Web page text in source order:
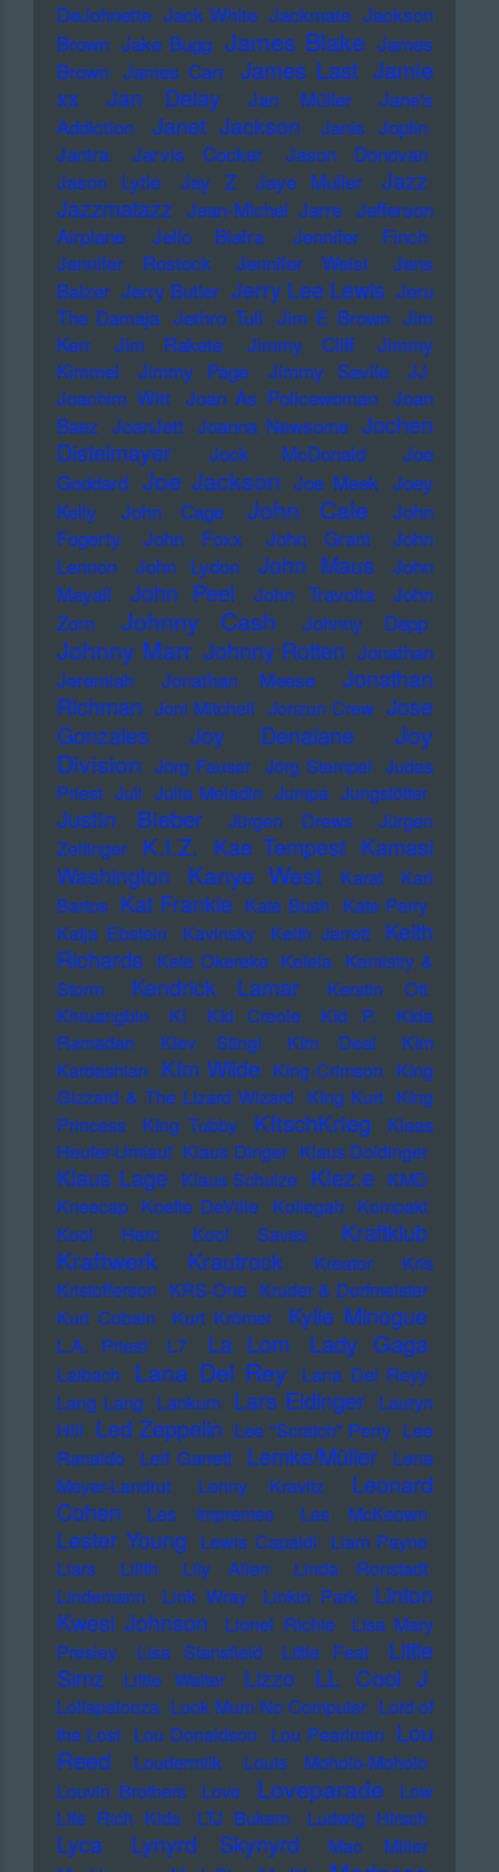
DeJohnette Jack White Jackmate Jackson
Brown Jake Bugg James Blake James
Brown James Carr James Last Jamie
xx
Jan Delay Jan Müller
Jane's
Addiction
Janet Jackson
Janis Joplin
Jantra
Jarvis Cocker
Jason Donovan
Jason Lytle
Jay Z Jaye Muller
Jazz
Jazzmatazz Jean-Michel Jarre Jefferson
Airplane
Jello Biafra
Jennifer Finch
Jennifer Rostock
Jennifer Weist
Jens
Balzer Jerry Butler Jerry Lee Lewis Jeru
The Damaja Jethro Tull Jim E Brown Jim
Kerr
Jim Rakete Jimmy Cliff
Jimmy
Kimmel
Jimmy Page Jimmy Savile
JJ
Joachim Witt Joan As Policewoman Joan
Baez JoanJett Joanna Newsome Jochen
Distelmayer
Jock McDonald
Joe
Goddard Joe Jackson Joe Meek Joey
Kelly
John Cage John Cale
John
Fogerty
John Foxx John Grant
John
Lennon
John Lydon John Maus
John
Mayall
John Peel John Travolta
John
Zorn
Johnny Cash Johnny Depp
Johnny Marr Johnny Rotten Jonathan
Jeremiah
Jonathan Meese
Jonathan
Richman Joni Mitchell Jonzun Crew Jose
Gonzales
Joy Denalane
Joy
Division Jörg Fauser Jörg Stempel Judas
Priest Juli Julia Meladin Jumpa Jungstötter
Justin Bieber Jürgen Drews
Jürgen
Zeltinger
K.I.Z. Kae Tempest Kamasi
Washington
Kanye West Karat
Karl
Bartos Kat Frankie Kate Bush Kate Perry
Katja Ebstein
Kavinsky Keith Jarrett
Keith
Richards Kele Okereke Kelela Kemistry &
Storm
Kendrick Lamar
Kerstin Ott
Khruangbin
KI KId Creole KId P.
KIda
Ramadan
KIev Stingl KIm Deal
KIm
Kardashian KIm Wilde KIng Crimson KIng
Gizzard & The Lizard Wizard KIng Kurt KIng
Princess
KIng Tubby KItschKrieg
Klaas
Heufer-Umlauf Klaus Dinger Klaus Doldinger
Klaus Lage Klaus Schulze Klez.e KMD
Kneecap Koefte DeVille Kollegah Kompakt
Kool Herc
Kool Savas Kraftklub
Kraftwerk Krautrock Kreator
Kris
Kristofferson KRS-One Kruder & Dorfmeister
Kurt Cobain
Kurt Krömer Kylie Minogue
L.A. Priest L7 La Lom Lady Gaga
Laibach Lana Del Rey
Lana Del Reyy
Lang Lang Lankum Lars Eidinger Lauryn
Hill Led Zeppelin Lee "Scratch" Perry Lee
Ranaldo
Leif Garrett Lemke/Müller
Lena
Meyer-Landrut
Lenny Kravitz
Leonard
Cohen
Les Impremes Les McKeown
Lester Young Lewis Capaldi Liam Payne
Liars
Lilith Lily Allen
Linda Ronstadt
Lindemann
Link Wray Linkin Park
Linton
Kwesi Johnson
Lionel Richie
Lisa Mary
Presley
Lisa Stansfield Little Feat
Little
Simz
Little Walter Lizzo LL Cool J
Lollapalooza Look Mum No Computer Lord of
the Lost Lou Donaldson Lou Pearlman Lou
Reed
Loudermilk
Louis Moholo-Moholo
Louvin Brothers
Love Loveparade
Low
Life Rich Kids
LTJ Bukem Ludwig Hirsch
Lyca Lynyrd Skynyrd
Mac Miller